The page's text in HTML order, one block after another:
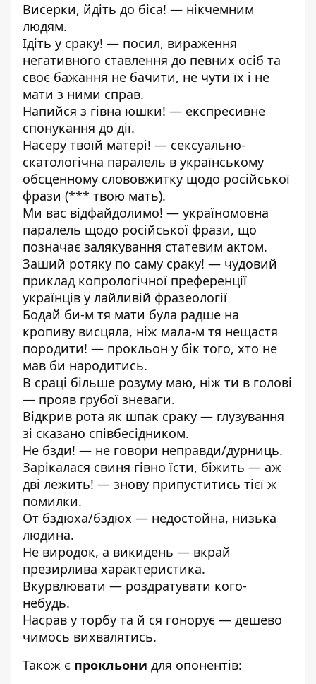
Висерки, йдіть до біса! — нікчемним
людям.
Ідіть у сраку! — посил, вираження
негативного ставлення до певних осіб та
своє бажання не бачити, не чути їх і не
мати з ними справ.
Напийся з гівна юшки! — експресивне
спонукання до дії.
Насеру твоїй матері! — сексуально-
скатологічна паралель в українському
обсценному слововжитку щодо російської
фрази (*** твою мать).
Ми вас відфайдолимо! — україномовна
паралель щодо російської фрази, що
позначає залякування статевим актом.
Заший ротяку по саму сраку! — чудовий
приклад копрологічної преференції
українців у лайливій фразеології
Бодай би-м тя мати була радше на
кропиву висцяла, ніж мала-м тя нещастя
породити! — прокльон у бік того, хто не
мав би народитись.
В сраці більше розуму маю, ніж ти в голові
— прояв грубої зневаги.
Відкрив рота як шпак сраку — глузування
зі сказано співбесідником.
Не бзди! — не говори неправди/дурниць.
Зарікалася свиня гівно їсти, біжить — аж
дві лежить! — знову припуститись тієї ж
помилки.
От бздюха/бздюх — недостойна, низька
людина.
Не виродок, а викидень — вкрай
презирлива характеристика.
Вкурвлювати — роздратувати кого-
небудь.
Насрав у торбу та й ся гонорує — дешево
чимось вихвалятись.
Також є прокльони для опонентів: